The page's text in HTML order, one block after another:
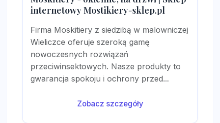
internetowy Mostikiery-sklep.pl
Firma Moskitiery z siedzibą w malowniczej
Wieliczce oferuje szeroką gamę
nowoczesnych rozwiązań
przeciwinsektowych. Nasze produkty to
gwarancja spokoju i ochrony przed...
Zobacz szczegóły